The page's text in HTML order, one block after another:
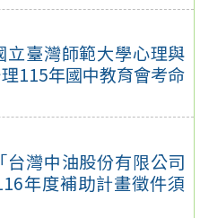
臺灣師範大學心理與
115年國中教育會考命
灣中油股份有限公司
年度補助計畫徵件須